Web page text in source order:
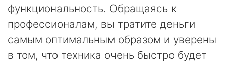
функциональность. Обращаясь к
профессионалам, вы тратите деньги
самым оптимальным образом и уверены
в том, что техника очень быстро будет